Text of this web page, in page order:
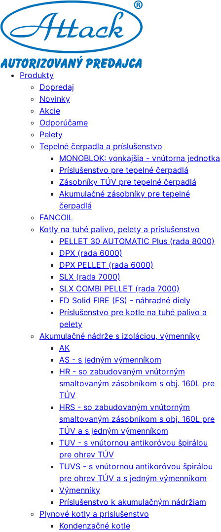
Produkty
Dopredaj
Novinky
Akcie
Odporúčame
Pelety
Tepelné čerpadla a príslušenstvo
MONOBLOK: vonkajšia - vnútorna jednotka
Príslušenstvo pre tepelné čerpadlá
Zásobníky TÚV pre tepelné čerpadlá
Akumulačné zásobníky pre tepelné
čerpadlá
FANCOIL
Kotly na tuhé palivo, pelety a príslušenstvo
PELLET 30 AUTOMATIC Plus (rada 8000)
DPX (rada 6000)
DPX PELLET (rada 6000)
SLX (rada 7000)
SLX COMBI PELLET (rada 7000)
FD Solid FIRE (FS) - náhradné diely
Príslušenstvo pre kotle na tuhé palivo a
pelety
Akumulačné nádrže s izoláciou, výmenníky
AK
AS - s jedným výmenníkom
HR - so zabudovaným vnútorným
smaltovaným zásobníkom s obj. 160L pre
TÚV
HRS - so zabudovaným vnútorným
smaltovaným zásobníkom s obj. 160L pre
TÚV a s jedným výmenníkom
TUV - s vnútornou antikoróvou špirálou
pre ohrev TÚV
TUVS - s vnútornou antikoróvou špirálou
pre ohrev TÚV a s jedným výmenníkom
Výmenníky
Príslušenstvo k akumulačným nádržiam
Plynové kotly a prislušenstvo
Kondenzačné kotle